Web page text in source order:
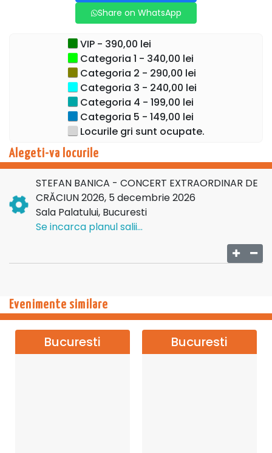
spectaculoase, ecrane uriașe, efecte speciale, invitați-
surpriză, zeci de dansuri și interpretări impresionante, într-
Concert Extraordinar de Crăciun Ștefan
6decembrie, ora 19:30, la Sala Palatului.
Un concert care nu se povestește — se trăiește.
Share on WhatsApp
VIP - 390,00 lei
Categoria 1 - 340,00 lei
Categoria 2 - 290,00 lei
Categoria 3 - 240,00 lei
Categoria 4 - 199,00 lei
Categoria 5 - 149,00 lei
Locurile gri sunt ocupate.
Alegeti-va locurile
STEFAN BANICA - CONCERT EXTRAORDINAR DE
CRĂCIUN 2026, 5 decembrie 2026
Sala Palatului, Bucuresti
Se incarca planul salii...
Evenimente similare
Bucuresti Bucuresti